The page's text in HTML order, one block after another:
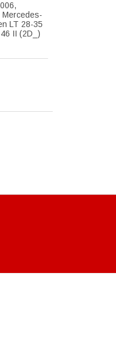
LT 28-35
II (2D_)